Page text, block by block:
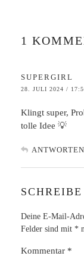
1
SUPERGIRL
28. JULI 2024 /
Klingt super,
tolle Idee 💡
ANTWORTEN
Deine E-Mail-
Felder sind mit *
Kommentar *